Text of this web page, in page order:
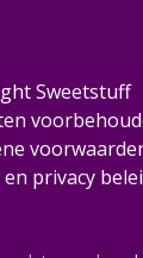
Sweetstuff
privacy